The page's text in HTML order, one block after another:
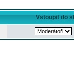
Vstoupit do